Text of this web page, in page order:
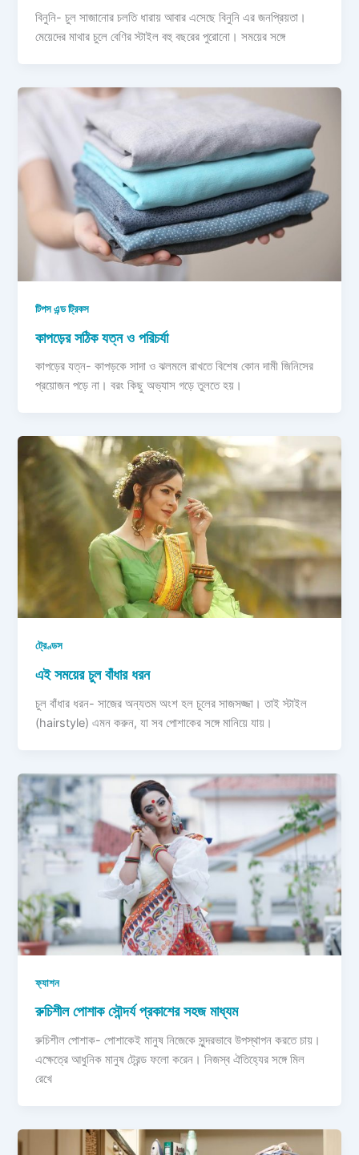
বিনুনি- চুল সাজানোর চলতি ধারায় আবার এসেছে বিনুনি এর জনপ্রিয়তা।
মেয়েদের মাথার চুলে বেণির স্টাইল বহু বছরের পুরোনো। সময়ের সঙ্গে
টিপস এন্ড ট্রিকস
কাপড়ের সঠিক যত্ন ও পরিচর্যা
কাপড়ের যত্ন- কাপড়কে সাদা ও ঝলমলে রাখতে বিশেষ কোন দামী জিনিসের
প্রয়োজন পড়ে না। বরং কিছু অভ্যাস গড়ে তুলতে হয়।
ট্রেণ্ডস
এই সময়ের চুল বাঁধার ধরন
চুল বাঁধার ধরন- সাজের অন্যতম অংশ হল চুলের সাজসজ্জা। তাই স্টাইল
(hairstyle) এমন করুন, যা সব পোশাকের সঙ্গে মানিয়ে যায়।
ফ্যাশন
রুচিশীল পোশাক সৌন্দর্য প্রকাশের সহজ মাধ্যম
রুচিশীল পোশাক- পোশাকেই মানুষ নিজেকে সুন্দরভাবে উপস্থাপন করতে চায়।
এক্ষেত্রে আধুনিক মানুষ ট্রেন্ড ফলো করেন। নিজস্ব ঐতিহ্যের সঙ্গে মিল
রেখে